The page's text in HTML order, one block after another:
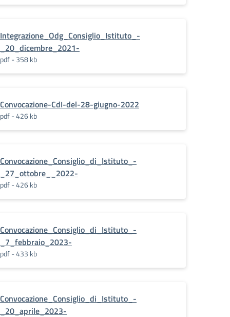
Integrazione_Odg_Consiglio_Istituto_-
_20_dicembre_2021-
pdf - 358 kb
Convocazione-CdI-del-28-giugno-2022
pdf - 426 kb
Convocazione_Consiglio_di_Istituto_-
_27_ottobre__2022-
pdf - 426 kb
Convocazione_Consiglio_di_Istituto_-
_7_febbraio_2023-
pdf - 433 kb
Convocazione_Consiglio_di_Istituto_-
_20_aprile_2023-